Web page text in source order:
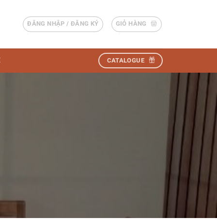
ĐĂNG NHẬP / ĐĂNG KÝ GIỎ HÀNG
CATALOGUE